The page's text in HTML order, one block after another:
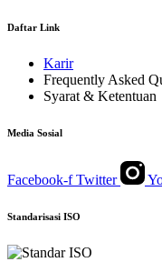
Daftar Link
Karir
Frequently Asked
Syarat & Ketentuan
Media Sosial
Facebook-f Twitter
Standarisasi ISO